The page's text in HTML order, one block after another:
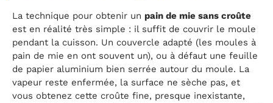
La technique pour obtenir un pain de mie sans croûte
est en réalité très simple : il suffit de couvrir le moule
pendant la cuisson. Un couvercle adapté (les moules à
pain de mie en ont souvent un), ou à défaut une feuille
de papier aluminium bien serrée autour du moule. La
vapeur reste enfermée, la surface ne sèche pas, et
vous obtenez cette croûte fine, presque inexistante,